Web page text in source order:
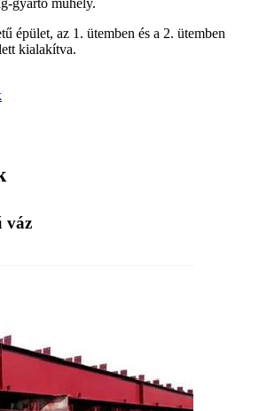
gyártó műhely.
épület, az 1. ütemben és a 2. ütemben
kialakítva.
váz